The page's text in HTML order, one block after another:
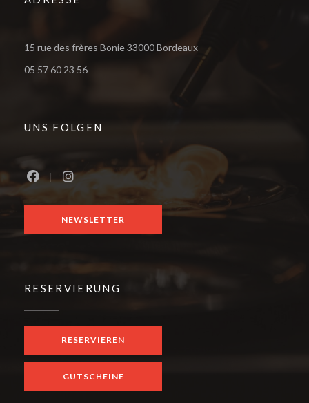
15 rue des frères Bonie 33000 Bordeaux((öffnet ein neues
05 57 60 23 56
UNS FOLGEN
Facebook ((öffnet ein neues Fenster))
Instagram ((öffnet ein neues Fenster))
NEWSLETTER
RESERVIERUNG
RESERVIEREN
GUTSCHEINE